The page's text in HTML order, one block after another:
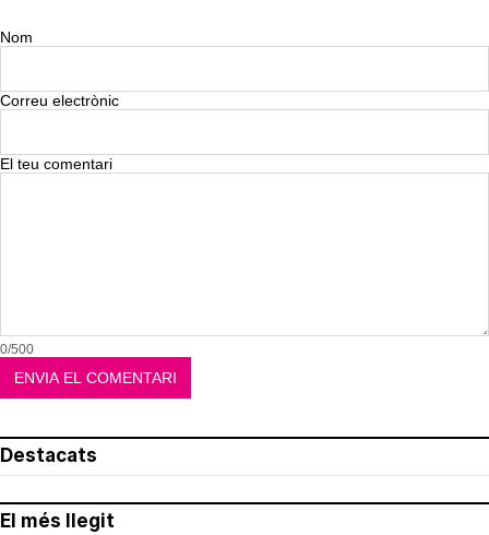
Nom
Correu electrònic
El teu comentari
0/500
Destacats
El més llegit